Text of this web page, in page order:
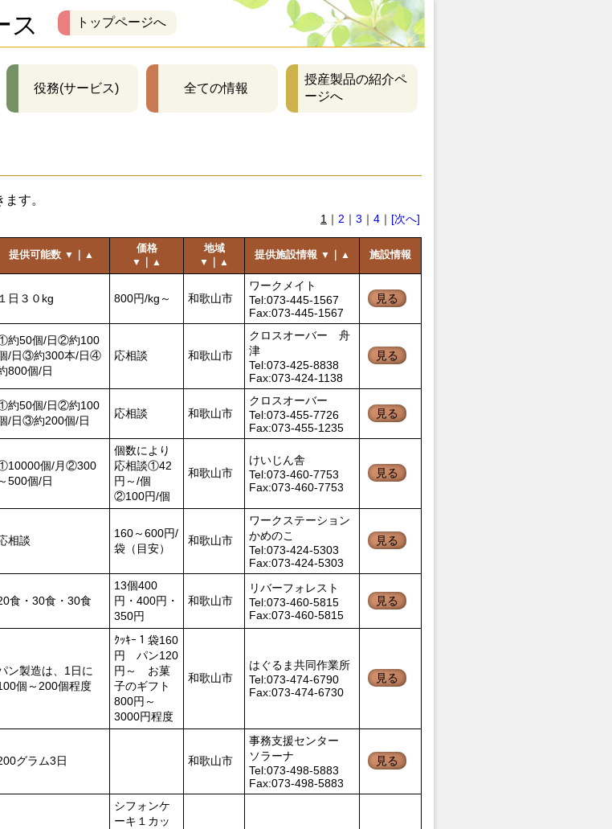
ス トップページへ
役務(サービス) 全ての情報
授産製品の紹介ペ
ージへ
す。
1 ｜ 2 ｜ 3 ｜ 4 ｜ [次へ]
提供可能数 ▼ ▲
価格
▼ ▲
地域
▼ ▲
提供施設情報 ▼ ▲ 施設情報
１日３０kg 800円/kg～ 和歌山市
ワークメイト
Tel:073-445-1567
Fax:073-445-1567
見る
約50個/日②約100
/日③約300本/日④
800個/日
応相談 和歌山市
クロスオーバー 舟
津
Tel:073-425-8838
Fax:073-424-1138
見る
約50個/日②約100
/日③約200個/日
応相談 和歌山市
クロスオーバー
Tel:073-455-7726
Fax:073-455-1235
見る
個/月②300
～500個/日
個数により
応相談①42
円～/個
②100円/個
和歌山市
けいじん舎
Tel:073-460-7753
Fax:073-460-7753
見る
相談
160～600円/
袋（目安）
和歌山市
ワークステーション
かめのこ
Tel:073-424-5303
Fax:073-424-5303
見る
食・30食・30食
13個400
円・400円・
350円
和歌山市
リバーフォレスト
Tel:073-460-5815
Fax:073-460-5815
見る
ン製造は、1日に
個～200個程度
ｸｯｷｰ１袋160
円 パン120
円～ お菓
子のギフト
800円～
3000円程度
和歌山市
はぐるま共同作業所
Tel:073-474-6790
Fax:073-474-6730
見る
グラム3日 和歌山市
事務支援センター
ソラーナ
Tel:073-498-5883
Fax:073-498-5883
見る
シフォンケ
ーキ１カッ